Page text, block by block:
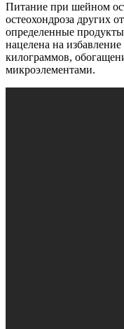
Питание при шейном
остеохондроза других
определенные
нацелена на
килограммов,
микроэлементами.